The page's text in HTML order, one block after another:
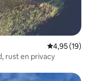
Gemiddelde
4,95 (19)
rust en privacy